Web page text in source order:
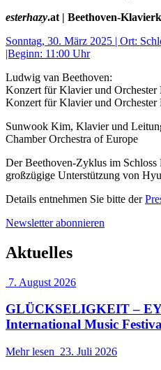
esterhazy.at | Beethoven-
Sonntag, 30. März 2025 | Ort:
|Beginn: 11:00 Uhr
Ludwig van Beethoven:
Konzert für Klavier und
Konzert für Klavier und Orchester
Sunwook Kim, Klavier und
Chamber Orchestra of Europe
Der Beethoven-Zyklus im
großzügige Unterstützung von
Details entnehmen Sie bitte der
Newsletter abonnieren
Aktuelles
7. August 2026
GLÜCKSELIGKEIT –
International Music
Mehr lesen 23. Juli 2026